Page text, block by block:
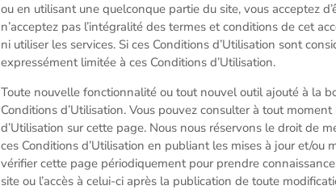
ou en utilisant une quelconque partie du site, vous acceptez
n’acceptez pas l’intégralité des termes et conditions de cet
ni utiliser les services. Si ces Conditions d’Utilisation sont
expressément limitée à ces Conditions d’Utilisation.
Toute nouvelle fonctionnalité ou tout nouvel outil ajouté à la
Conditions d’Utilisation. Vous pouvez consulter à tout
d’Utilisation sur cette page. Nous nous réservons le droit de
ces Conditions d’Utilisation en publiant les mises à jour et/
vérifier cette page périodiquement pour prendre
site ou l’accès à celui-ci après la publication de toute